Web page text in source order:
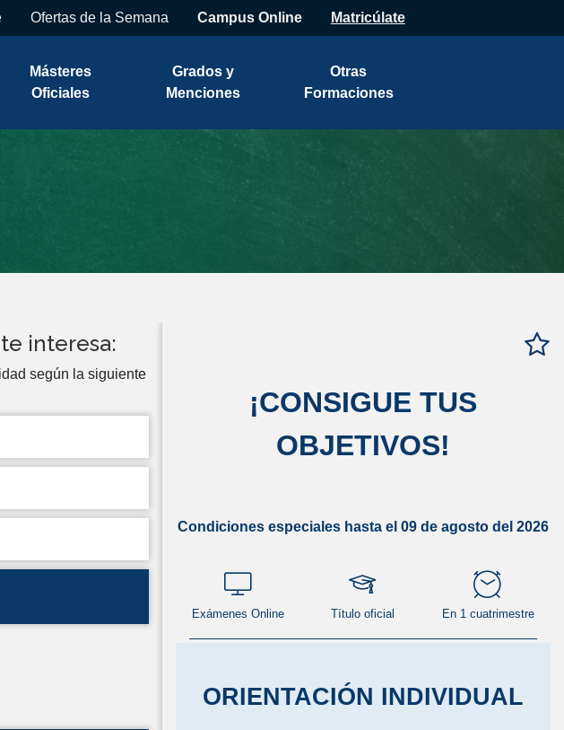
Ofertas de la Semana Campus Online Matricúlate
Másteres
Oficiales
Grados y
Menciones
Otras
Formaciones
interesa:
según la siguiente
¡CONSIGUE TUS
OBJETIVOS!
Condiciones especiales hasta el 09 de agosto del 2026
Exámenes Online Título oficial En 1 cuatrimestre
ORIENTACIÓN INDIVIDUAL